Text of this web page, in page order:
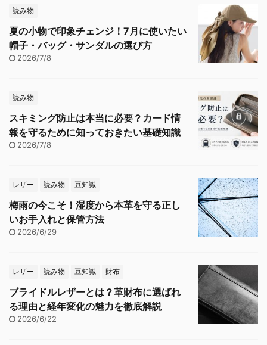
読み物
夏の小物で印象チェンジ！7月に使いたい
帽子・バッグ・サンダルの選び方
2026/7/8
読み物
スキミング防止は本当に必要？カード情
報を守るために知っておきたい基礎知識
2026/7/8
レザー 読み物 豆知識
梅雨の今こそ！湿度から本革を守る正し
いお手入れと保管方法
2026/6/29
レザー 読み物 豆知識 財布
ブライドルレザーとは？革財布に選ばれ
る理由と経年変化の魅力を徹底解説
2026/6/22